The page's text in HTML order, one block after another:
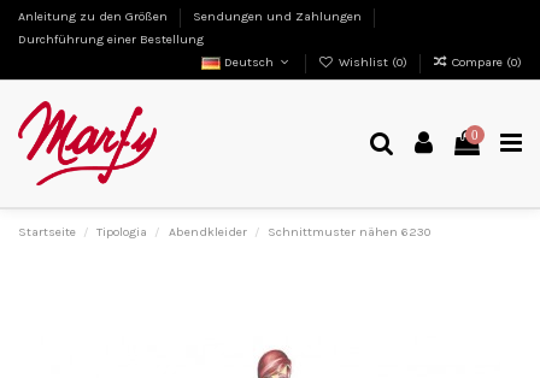
Anleitung zu den Größen
Sendungen und Zahlungen
Durchführung einer Bestellung
Deutsch
Wishlist (0) Compare (0)
0
Startseite Tipologia Abendkleider Schnittmuster nähen 6230